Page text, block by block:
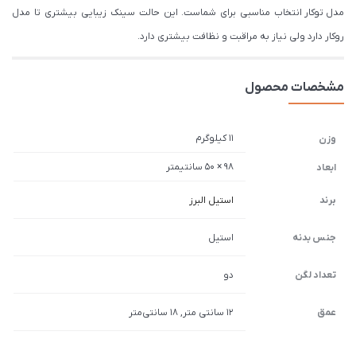
مدل توکار انتخاب مناسبی برای شماست. این حالت سینک زیبایی بیشتری تا مدل
روکار دارد ولی نیاز به مراقبت و نظافت بیشتری دارد.
مشخصات محصول
وزن 11 کیلوگرم
ابعاد 98 × 50 سانتیمتر
برند استیل البرز
جنس بدنه استیل
تعداد لگن دو
عمق 12 سانتی متر, 18 سانتی‌متر